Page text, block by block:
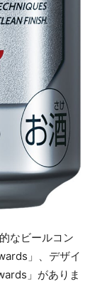
なビールコン
」、デザイ
」がありま